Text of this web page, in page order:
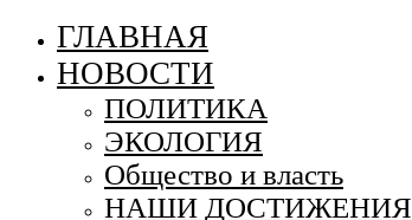
ГЛАВНАЯ
НОВОСТИ
ПОЛИТИКА
ЭКОЛОГИЯ
Общество и власть
НАШИ ДОСТИЖЕНИЯ